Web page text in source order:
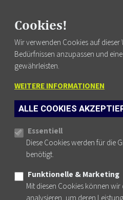
Cookies!
Wir verwenden Cookies auf dieser
Bedürfnissen anzupassen und
gewährleisten.
WEITERE INFORMATIONEN
ALLE COOKIES
Cookie-Einstellungen
Essentiell
Diese Cookies werden für die
benötigt.
Funktionelle & Marketing
Mit diesen Cookies können
IMPRESSUM
NEWSLETTER
KONTAKT
PHYSIO AUSTRIA AUF
PHYSIO AUSTRIA
PHYSIO
©
WEBSITE BY